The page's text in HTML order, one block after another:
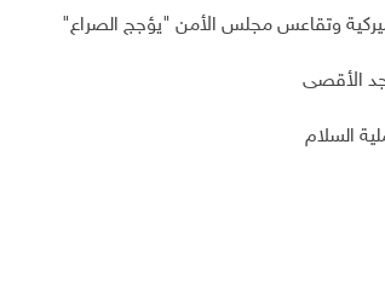
وتقاعس مجلس الأمن "يؤجج الصراع"
الأقصى
السلام